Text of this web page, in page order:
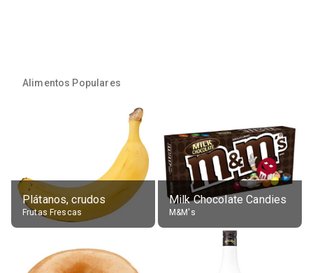
Alimentos Populares
Plátanos, crudos
Frutas Frescas
Milk Chocolate Candies
M&M's